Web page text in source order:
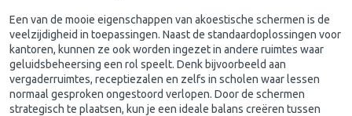
Een van de mooie eigenschappen van akoestische schermen is de
veelzijdigheid in toepassingen. Naast de standaardoplossingen voor
kantoren, kunnen ze ook worden ingezet in andere ruimtes waar
geluidsbeheersing een rol speelt. Denk bijvoorbeeld aan
vergaderruimtes, receptiezalen en zelfs in scholen waar lessen
normaal gesproken ongestoord verlopen. Door de schermen
strategisch te plaatsen, kun je een ideale balans creëren tussen